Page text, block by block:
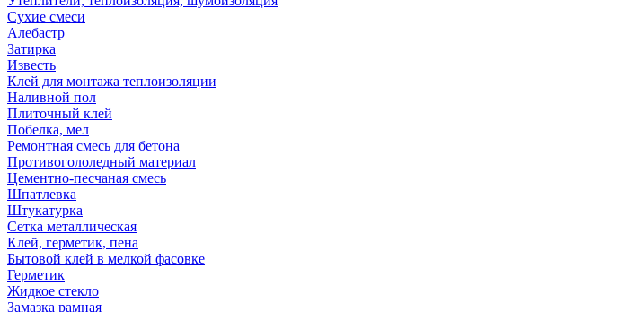
Сухие смеси
Алебастр
Затирка
Известь
Клей для монтажа теплоизоляции
Наливной пол
Плиточный клей
Побелка, мел
Ремонтная смесь для бетона
Противогололедный материал
Цементно-песчаная смесь
Шпатлевка
Штукатурка
Сетка металлическая
Клей, герметик, пена
Бытовой клей в мелкой фасовке
Герметик
Жидкое стекло
Замазка рамная